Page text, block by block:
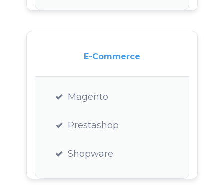
E-Commerce
Magento
Prestashop
Shopware